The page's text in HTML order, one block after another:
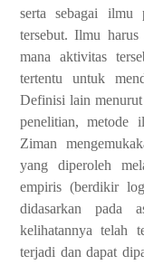
serta sebagai ilmu
tersebut. Ilmu harus
mana aktivitas
tertentu untuk
Definisi lain
penelitian, metode
Ziman
yang diperoleh
empiris (berdikir
didasarkan pada
kelihatannya telah
terjadi dan dapat